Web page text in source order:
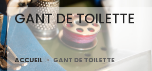
GANT DE TOILETTE
ACCUEIL GANT DE TOILETTE